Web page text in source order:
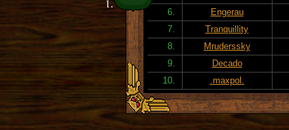
6.
Engerau
7.
Tranquillity
8.
Mruderssky
9.
Decado
10.
.maxpol.